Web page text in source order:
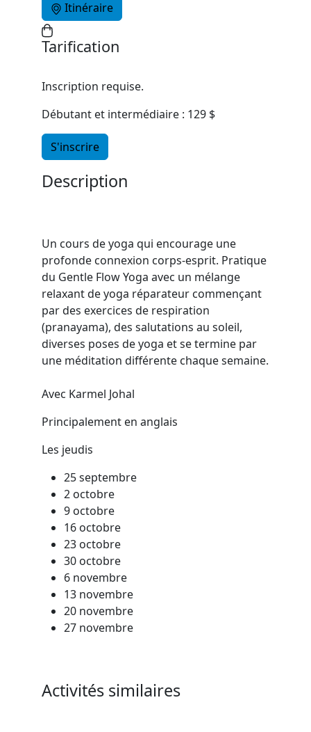
Itinéraire
Tarification
Inscription requise.
Débutant et intermédiaire : 129 $
S'inscrire
Description
Un cours de yoga qui encourage une
profonde connexion corps-esprit. Pratique
du Gentle Flow Yoga avec un mélange
relaxant de yoga réparateur commençant
par des exercices de respiration
(pranayama), des salutations au soleil,
diverses poses de yoga et se termine par
une méditation différente chaque semaine.
Avec Karmel Johal
Principalement en anglais
Les jeudis
25 septembre
2 octobre
9 octobre
16 octobre
23 octobre
30 octobre
6 novembre
13 novembre
20 novembre
27 novembre
Activités similaires